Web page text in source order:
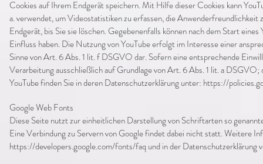
Cookies auf Ihrem Endgerät speichern. Mit Hilfe dieser Cookies kann
a. verwendet, um Videostatistiken zu erfassen, die
Endgerät, bis Sie sie löschen. Gegebenenfalls können nach dem Start
Einfluss haben. Die Nutzung von YouTube erfolgt im Interesse einer
Sinne von Art. 6 Abs. 1 lit. f DSGVO dar. Sofern eine entsprechende
Verarbeitung ausschließlich auf Grundlage von Art. 6 Abs. 1 lit. a
YouTube finden Sie in deren Datenschutzerklärung unter: https://
Google Web Fonts
Diese Seite nutzt zur einheitlichen Darstellung von Schriftarten so
Eine Verbindung zu Servern von Google findet dabei nicht statt. Weitere
https://developers.google.com/fonts/faqund in der Datenschutzerklärung